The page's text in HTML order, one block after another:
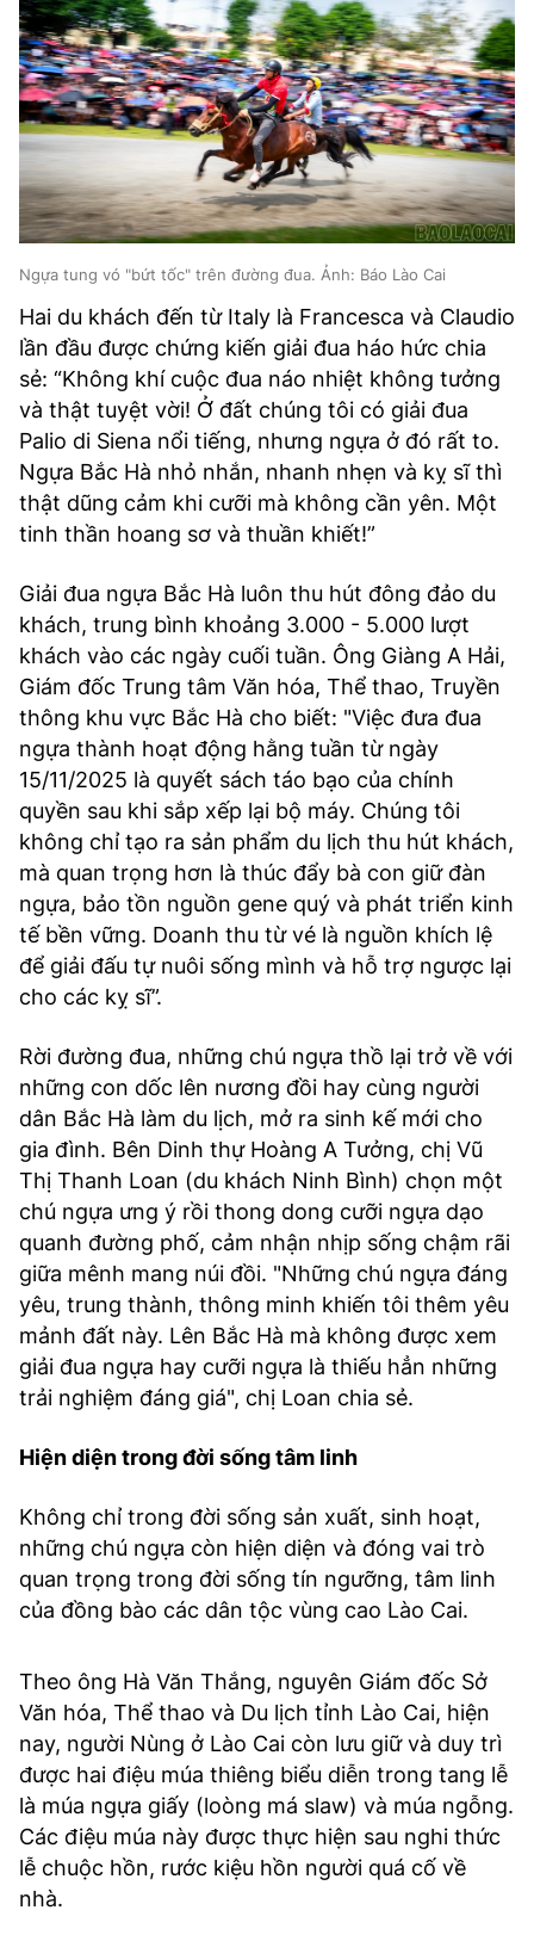
Ngựa tung vó "bứt tốc" trên đường đua. Ảnh: Báo Lào Cai
Hai du khách đến từ Italy là Francesca và Claudio
lần đầu được chứng kiến giải đua háo hức chia
sẻ: “Không khí cuộc đua náo nhiệt không tưởng
và thật tuyệt vời! Ở đất chúng tôi có giải đua
Palio di Siena nổi tiếng, nhưng ngựa ở đó rất to.
Ngựa Bắc Hà nhỏ nhắn, nhanh nhẹn và kỵ sĩ thì
thật dũng cảm khi cưỡi mà không cần yên. Một
tinh thần hoang sơ và thuần khiết!”
Giải đua ngựa Bắc Hà luôn thu hút đông đảo du
khách, trung bình khoảng 3.000 - 5.000 lượt
khách vào các ngày cuối tuần. Ông Giàng A Hải,
Giám đốc Trung tâm Văn hóa, Thể thao, Truyền
thông khu vực Bắc Hà cho biết: "Việc đưa đua
ngựa thành hoạt động hằng tuần từ ngày
15/11/2025 là quyết sách táo bạo của chính
quyền sau khi sắp xếp lại bộ máy. Chúng tôi
không chỉ tạo ra sản phẩm du lịch thu hút khách,
mà quan trọng hơn là thúc đẩy bà con giữ đàn
ngựa, bảo tồn nguồn gene quý và phát triển kinh
tế bền vững. Doanh thu từ vé là nguồn khích lệ
để giải đấu tự nuôi sống mình và hỗ trợ ngược lại
cho các kỵ sĩ”.
Rời đường đua, những chú ngựa thồ lại trở về với
những con dốc lên nương đồi hay cùng người
dân Bắc Hà làm du lịch, mở ra sinh kế mới cho
gia đình. Bên Dinh thự Hoàng A Tưởng, chị Vũ
Thị Thanh Loan (du khách Ninh Bình) chọn một
chú ngựa ưng ý rồi thong dong cưỡi ngựa dạo
quanh đường phố, cảm nhận nhịp sống chậm rãi
giữa mênh mang núi đồi. "Những chú ngựa đáng
yêu, trung thành, thông minh khiến tôi thêm yêu
mảnh đất này. Lên Bắc Hà mà không được xem
giải đua ngựa hay cưỡi ngựa là thiếu hẳn những
trải nghiệm đáng giá", chị Loan chia sẻ.
Hiện diện trong đời sống tâm linh
Không chỉ trong đời sống sản xuất, sinh hoạt,
những chú ngựa còn hiện diện và đóng vai trò
quan trọng trong đời sống tín ngưỡng, tâm linh
của đồng bào các dân tộc vùng cao Lào Cai.
Theo ông Hà Văn Thắng, nguyên Giám đốc Sở
Văn hóa, Thể thao và Du lịch tỉnh Lào Cai, hiện
nay, người Nùng ở Lào Cai còn lưu giữ và duy trì
được hai điệu múa thiêng biểu diễn trong tang lễ
là múa ngựa giấy (loòng má slaw) và múa ngỗng.
Các điệu múa này được thực hiện sau nghi thức
lễ chuộc hồn, rước kiệu hồn người quá cố về
nhà.